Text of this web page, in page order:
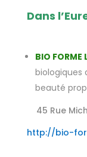
Dans
BIO FORME
biologiques
beauté
45 Rue
http://bio-